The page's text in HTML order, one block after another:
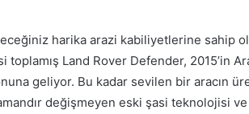
harika arazi kabiliyetlerine sahip
Land Rover Defender, 2015’in
geliyor. Bu kadar sevilen bir aracın
değişmeyen eski şasi teknolojisi ve